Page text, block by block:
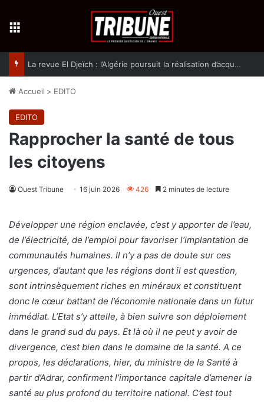
La revue El Djeïch : l’Algérie poursuit la réalisation d’acquis qualitatifs et historiques dans un climat de sécurité et de stabilité
Accueil > EDITO
EDITO
Rapprocher la santé de tous
les citoyens
Ouest Tribune 16 juin 2026 426 2 minutes de lecture
Développer une région enclavée, c’est y apporter de l’eau,
de l’électricité, de l’emploi pour favoriser l’implantation de
communautés humaines. Il n’y a pas de doute sur ces
urgences, d’autant que les régions dont il est question,
sont intrinsèquement riches en minéraux et constituent
donc le cœur battant de l’économie nationale dans un futur
immédiat. L’Etat s’y attelle, à bien suivre son déploiement
dans le grand sud du pays. Et là où il ne peut y avoir de
divergence, c’est bien dans le domaine de la santé. A ce
propos, les déclarations, hier, du ministre de la Santé à
partir d’Adrar, confirment l’importance capitale d’amener la
santé au plus profond du territoire national. C’est tout